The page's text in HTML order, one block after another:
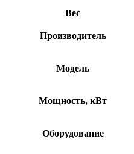
Вес
Производитель
Модель
Мощность, кВт
Оборудование